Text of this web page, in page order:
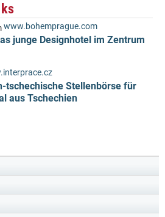
www.bohemprague.com
junge Designhotel im Zentrum
tschechische Stellenbörse für
aus Tschechien